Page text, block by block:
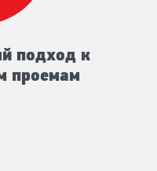
подход к
проемам